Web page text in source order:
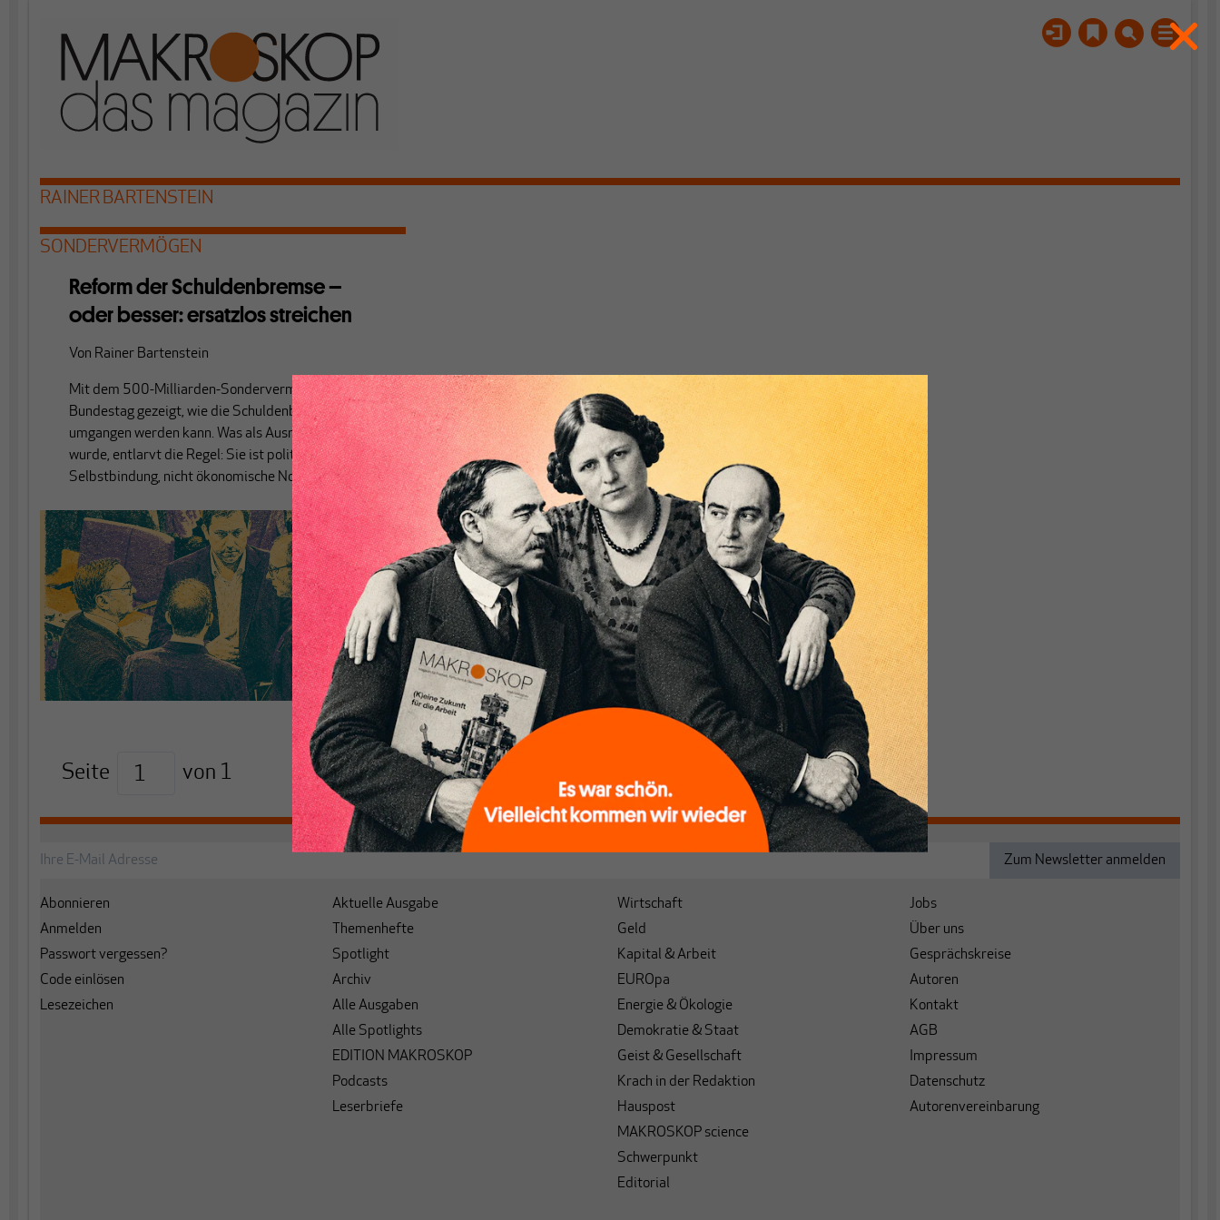
RAINER BARTENSTEIN
SONDERVERMÖGEN
Reform der Schuldenbremse –
oder besser: ersatzlos streichen
Von Rainer Bartenstein
Mit dem 500-Milliarden-Sondervermögen hat der
Bundestag gezeigt, wie die Schuldenbremse
umgangen werden kann. Was als Ausnahme verkauft
wurde, entlarvt die Regel: Sie ist politische
Selbstbindung, nicht ökonomische Notwendigkeit.
Seite von 1
Abonnieren
Anmelden
Passwort vergessen?
Code einlösen
Lesezeichen
Aktuelle Ausgabe
Themenhefte
Spotlight
Archiv
Alle Ausgaben
Alle Spotlights
EDITION MAKROSKOP
Podcasts
Leserbriefe
Wirtschaft
Geld
Kapital & Arbeit
EUROpa
Energie & Ökologie
Demokratie & Staat
Geist & Gesellschaft
Krach in der Redaktion
Hauspost
MAKROSKOP science
Schwerpunkt
Editorial
Jobs
Über uns
Gesprächskreise
Autoren
Kontakt
AGB
Impressum
Datenschutz
Autorenvereinbarung